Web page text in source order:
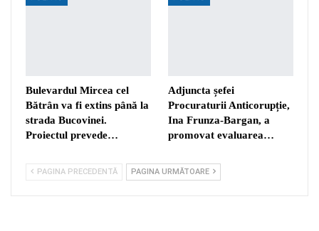
Bulevardul Mircea cel
Bătrân va fi extins până la
strada Bucovinei.
Proiectul prevede…
Adjuncta șefei
Procuraturii Anticorupție,
Ina Frunza-Bargan, a
promovat evaluarea…
PAGINA PRECEDENTĂ PAGINA URMĂTOARE